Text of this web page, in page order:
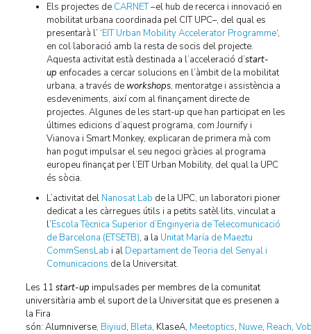
Els projectes de CARNET–el hub de recerca i innovació en
mobilitat urbana coordinada pel CIT UPC–, del qual es
presentarà l’ ‘EIT Urban Mobility Accelerator Programme‘,
en col·laboració amb la resta de socis del projecte.
Aquesta activitat està destinada a l’acceleració d’start-
up enfocades a cercar solucions en l’àmbit de la mobilitat
urbana, a través deworkshops, mentoratge i assistència a
esdeveniments, així com al finançament directe de
projectes. Algunes de les start-up que han participat en les
últimes edicions d’aquest programa, com Journify i
Vianova i Smart Monkey, explicaran de primera mà com
han pogut impulsar el seu negoci gràcies al programa
europeu finançat per l’EIT Urban Mobility, del qual la UPC
és sòcia.
L’activitat del Nanosat Lab de la UPC, un laboratori pioner
dedicat a les càrregues útils i a petits satèl·lits, vinculat a
l’Escola Tècnica Superior d’Enginyeria de Telecomunicació
de Barcelona (ETSETB), a la Unitat María de Maeztu
CommSensLab i al Departament de Teoria del Senyal i
Comunicacions de la Universitat.
Les 11 start-up impulsades per membres de la comunitat
universitària amb el suport de la Universitat que es presenen a
la Fira
són: Alumniverse, Biyiud, Bleta, KlaseA, Meetoptics, Nuwe, Reach,